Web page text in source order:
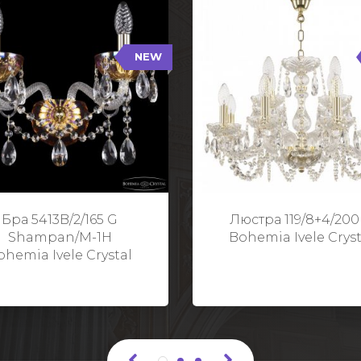
NEW
Бра 5413B/2/165 G
Shampan/M-1H
Ivele Crystal
2/165 G Shampan/M-1H
Тип: Хрустальные
арматуры: Золото/
Кол-во ламп: 2
Ширина: 35 см
Люстра 119/8+4/200
Bohemia Ivele
119/8+4/200 G
Тип: Стеклянный рожок
Цвет арматуры:
Кол-во ламп:
Диаметр: 58